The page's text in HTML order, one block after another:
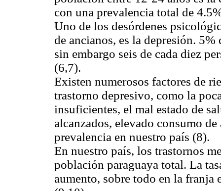
con una prevalencia total de
Uno de los desórdenes
de ancianos, es la depresión.
sin embargo seis de cada diez
(6,7).
Existen numerosos factores de
trastorno depresivo, como la
insuficientes, el mal estado de
alcanzados, elevado consumo
prevalencia en nuestro país (8).
En nuestro país, los trastornos
población paraguaya total. La
aumento, sobre todo en la franja